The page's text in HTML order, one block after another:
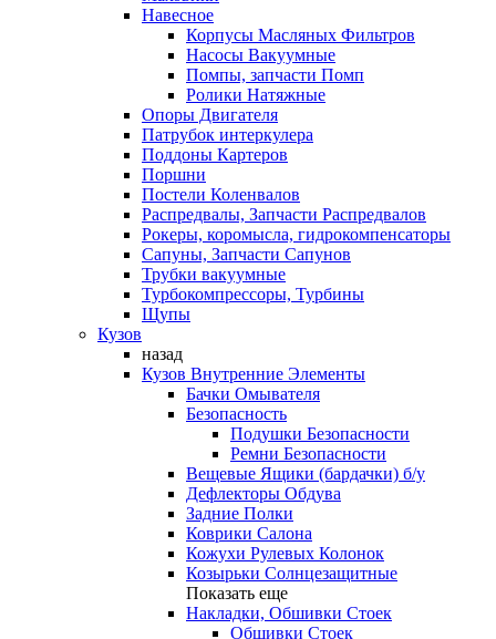
Навесное
Корпусы Масляных Фильтров
Насосы Вакуумные
Помпы, запчасти Помп
Ролики Натяжные
Опоры Двигателя
Патрубок интеркулера
Поддоны Картеров
Поршни
Постели Коленвалов
Распредвалы, Запчасти Распредвалов
Рокеры, коромысла, гидрокомпенсаторы
Сапуны, Запчасти Сапунов
Трубки вакуумные
Турбокомпрессоры, Турбины
Щупы
Кузов
назад
Кузов Внутренние Элементы
Бачки Омывателя
Безопасность
Подушки Безопасности
Ремни Безопасности
Вещевые Ящики (бардачки) б/у
Дефлекторы Обдува
Задние Полки
Коврики Салона
Кожухи Рулевых Колонок
Козырьки Солнцезащитные
Показать еще
Накладки, Обшивки Стоек
Обшивки Стоек